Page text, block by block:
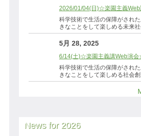
2026/01/04(日)☆楽園主義Web
科学技術で生活の保障がされ
きなことをして楽しめる未来
5月 28, 2025
6/14(土)☆楽園主義講Web演
科学技術で生活の保障がされ
きなことをして楽しめる社会
News for 2026